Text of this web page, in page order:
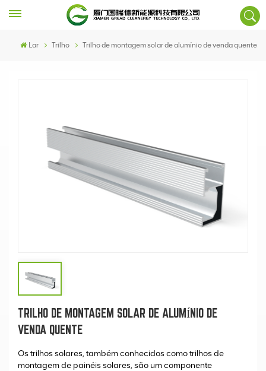
Lar Trilho Trilho de montagem solar de alumínio de venda quente
TRILHO DE MONTAGEM SOLAR DE ALUMÍNIO DE
VENDA QUENTE
Os trilhos solares, também conhecidos como trilhos de
montagem de painéis solares, são um componente